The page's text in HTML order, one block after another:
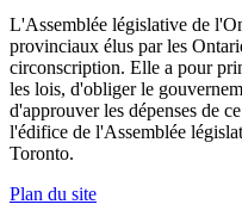
L'Assemblée législative de
provinciaux élus par les
circonscription. Elle a pour
les lois, d'obliger le
d'approuver les dépenses de
l'édifice de l'Assemblée
Toronto.
Plan du site